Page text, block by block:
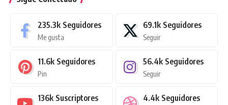
235.3k Seguidores
Me gusta
69.1k Seguidores
Seguir
11.6k Seguidores
Pin
56.4k Seguidores
Seguir
136k Suscriptores 4.4k Seguidores